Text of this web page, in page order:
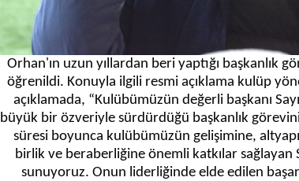
Orhan'ın uzun yıllardan beri yaptığı başkanlık
öğrenildi. Konuyla ilgili resmi açıklama kulüp
açıklamada, “Kulübümüzün değerli başkanı
büyük bir özveriyle sürdürdüğü başkanlık görevini
süresi boyunca kulübümüzün gelişimine, altyapı
birlik ve beraberliğine önemli katkılar sağlayan
sunuyoruz. Onun liderliğinde elde edilen